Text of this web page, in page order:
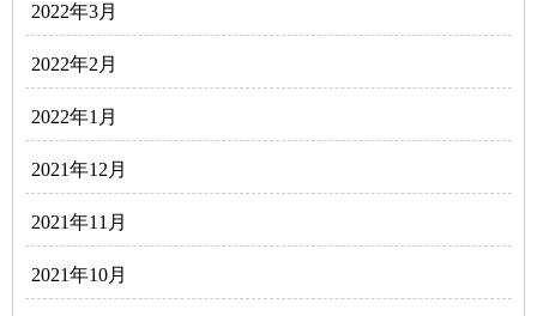
2022年3月
2022年2月
2022年1月
2021年12月
2021年11月
2021年10月